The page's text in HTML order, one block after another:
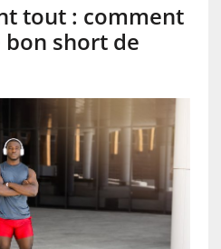
tout : comment
short de